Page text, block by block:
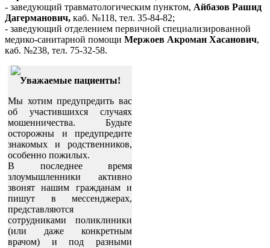
- заведующий травматологическим пунктом, Айбазов Рашид
Дагерманович, каб. №118, тел. 35-84-82;
- заведующий отделением первичной специализированной
медико-санитарной помощи Мержоев Акроман Хасанович,
каб. №238, тел. 75-32-58.
Уважаемые пациенты!
Мы хотим предупредить вас
об участившихся случаях
мошенничества. Будьте
осторожны и предупредите
знакомых и родственников,
особенно пожилых.
В последнее время
злоумышленники активно
звонят нашим гражданам и
пишут в мессенджерах,
представляются
сотрудниками поликлиники
(или даже конкретным
врачом) и под разными